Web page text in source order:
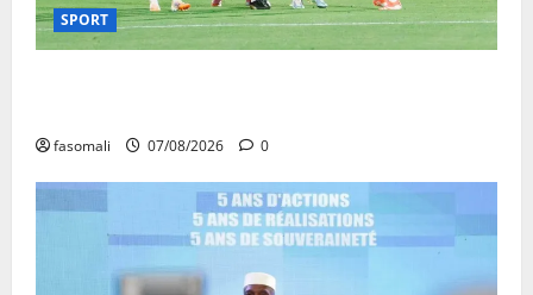
SPORT
fasomali 07/08/2026 0